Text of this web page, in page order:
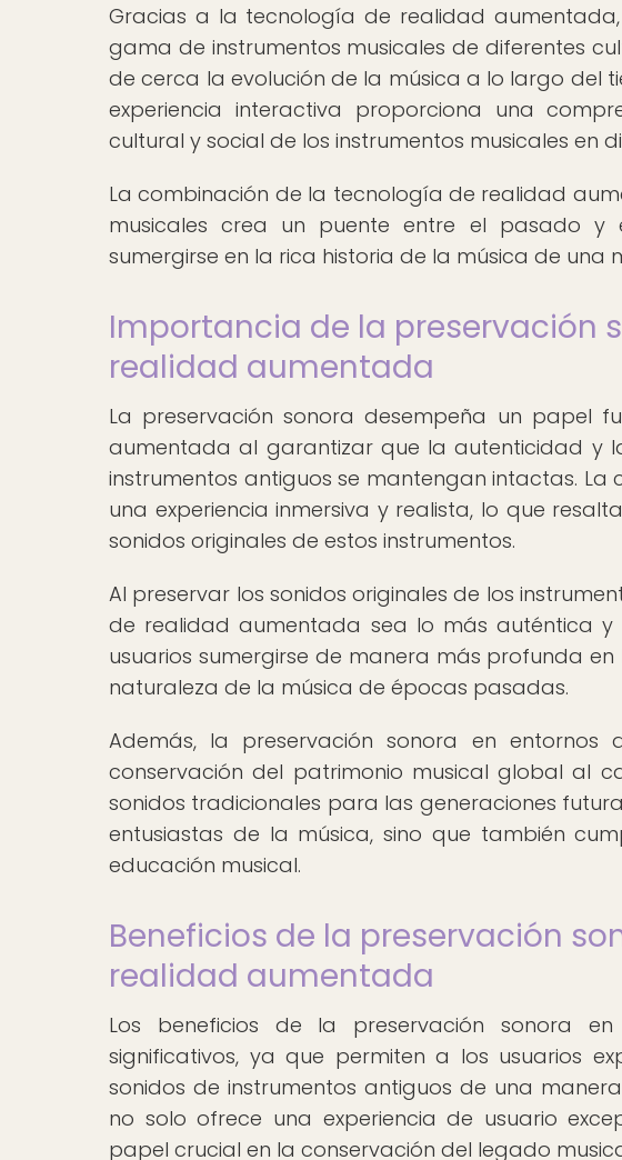
Gracias a la tecnología de realidad
gama de instrumentos musicales de diferentes
de cerca la evolución de la música a lo largo del
experiencia interactiva proporciona una
cultural y social de los instrumentos musicales en
La combinación de la tecnología de realidad
musicales crea un puente entre el pasado y
sumergirse en la rica historia de la música de una
Importancia de la preservación
realidad aumentada
La preservación sonora desempeña un papel
aumentada al garantizar que la autenticidad y
instrumentos antiguos se mantengan intactas.
una experiencia inmersiva y realista, lo que
sonidos originales de estos instrumentos.
Al preservar los sonidos originales de los
de realidad aumentada sea lo más auténtica y
usuarios sumergirse de manera más profunda
naturaleza de la música de épocas pasadas.
Además, la preservación sonora en
conservación del patrimonio musical global al
sonidos tradicionales para las generaciones
entusiastas de la música, sino que también
educación musical.
Beneficios de la preservación
realidad aumentada
Los beneficios de la preservación sonora
significativos, ya que permiten a los usuarios
sonidos de instrumentos antiguos de una
no solo ofrece una experiencia de usuario
papel crucial en la conservación del legado